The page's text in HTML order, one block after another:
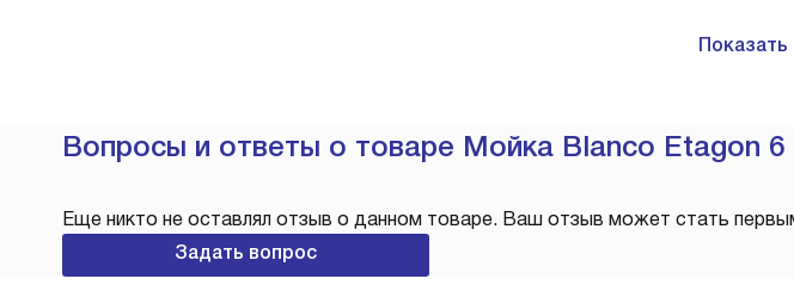
Вопросы и ответы о товаре Мойка Blanco Etagon 6
Еще никто не оставлял отзыв о данном товаре. Ваш отзыв может стать
Задать вопрос